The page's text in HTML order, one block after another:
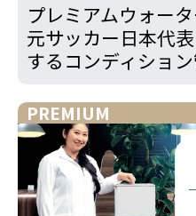
プレミアムウォー
元サッカー日本代
するコンディショ
PREMIUM